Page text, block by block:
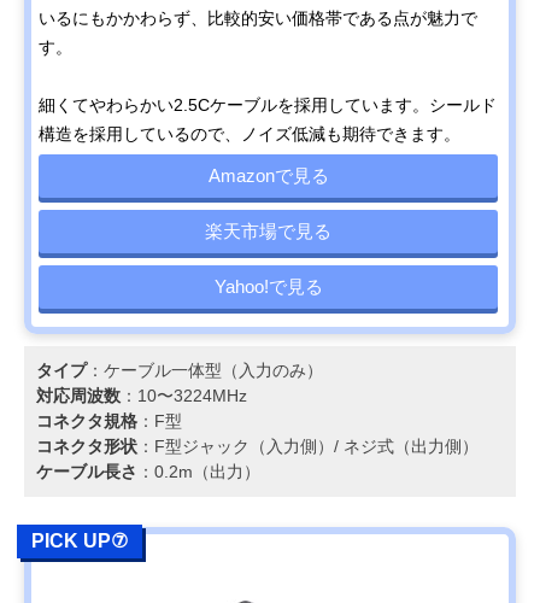
いるにもかかわらず、比較的安い価格帯である点が魅力で
す。
細くてやわらかい2.5Cケーブルを採用しています。シールド
構造を採用しているので、ノイズ低減も期待できます。
Amazonで見る
楽天市場で見る
Yahoo!で見る
タイプ：ケーブル一体型（入力のみ）
対応周波数 ：10〜3224MHz
コネクタ規格 ：F型
コネクタ形状 ：F型ジャック（入力側）/ ネジ式（出力側）
ケーブル長さ ：0.2m（出力）
PICK UP⑦